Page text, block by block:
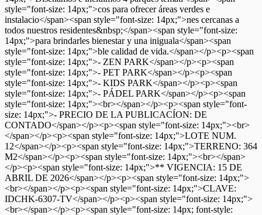
style="font-size: 14px;">cos para ofrecer áreas verdes e
instalacio</span><span style="font-size: 14px;">nes cercanas a
todos nuestros residentes&nbsp;</span><span style="font-size:
14px;">para brindarles bienestar y una iniguala</span><span
style="font-size: 14px;">ble calidad de vida.</span></p><p><span
style="font-size: 14px;">- ZEN PARK</span></p><p><span
style="font-size: 14px;">- PET PARK</span></p><p><span
style="font-size: 14px;">- KIDS PARK</span></p><p><span
style="font-size: 14px;">- PÁDEL PARK</span></p><p><span
style="font-size: 14px;"><br></span></p><p><span style="font-
size: 14px;">- PRECIO DE LA PUBLICACÍON: DE
CONTADO</span></p><p><span style="font-size: 14px;"><br>
</span></p><p><span style="font-size: 14px;">LOTE NUM.
12</span></p><p><span style="font-size: 14px;">TERRENO: 364
M2</span></p><p><span style="font-size: 14px;"><br></span>
</p><p><span style="font-size: 14px;">** VIGENCIA: 15 DE
ABRIL DE 2026</span></p><p><span style="font-size: 14px;">
<br></span></p><p><span style="font-size: 14px;">CLAVE:
IDCHK-6307-TV</span></p><p><span style="font-size: 14px;">
<br></span></p><p><span style="font-size: 14px; font-style: